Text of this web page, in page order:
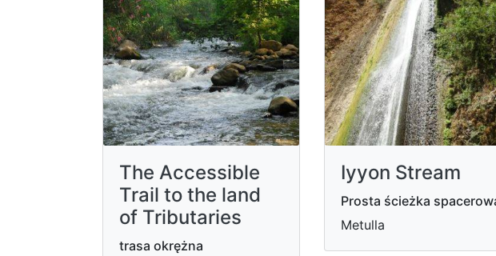
The Accessible
Trail to the land
of Tributaries
trasa okrężna
Iyyon Stream
Prosta ścieżka
Metulla